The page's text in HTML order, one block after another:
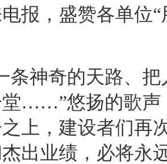
报，盛赞各单位
神奇的天路、把
堂……”悠扬的歌声
上，建设者们再
出业绩，必将永